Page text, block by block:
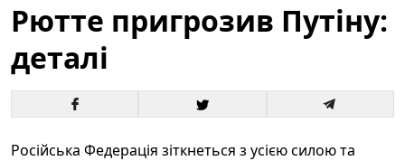
Рютте пригрозив Путіну:
деталі
Російська Федерація зіткнеться з усією силою та